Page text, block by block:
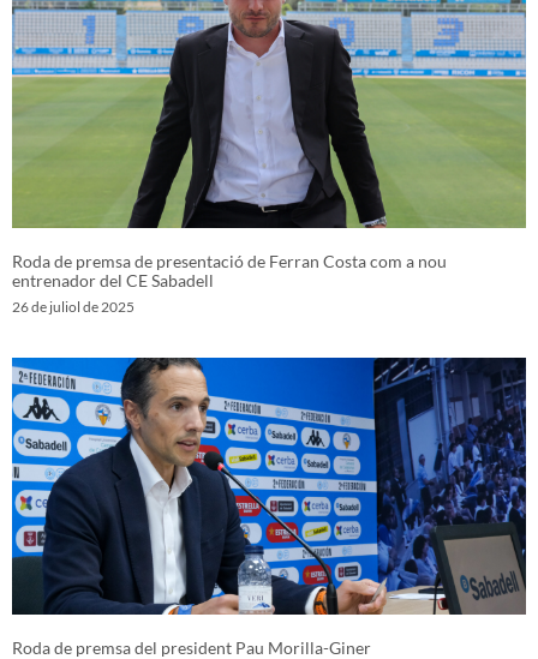
Roda de premsa de presentació de Ferran Costa com a nou
entrenador del CE Sabadell
26 de juliol de 2025
Roda de premsa del president Pau Morilla-Giner